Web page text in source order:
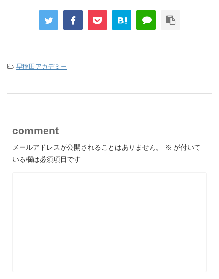
-早稲田アカデミー
comment
メールアドレスが公開されることはありません。 ※ が付いて
いる欄は必須項目です